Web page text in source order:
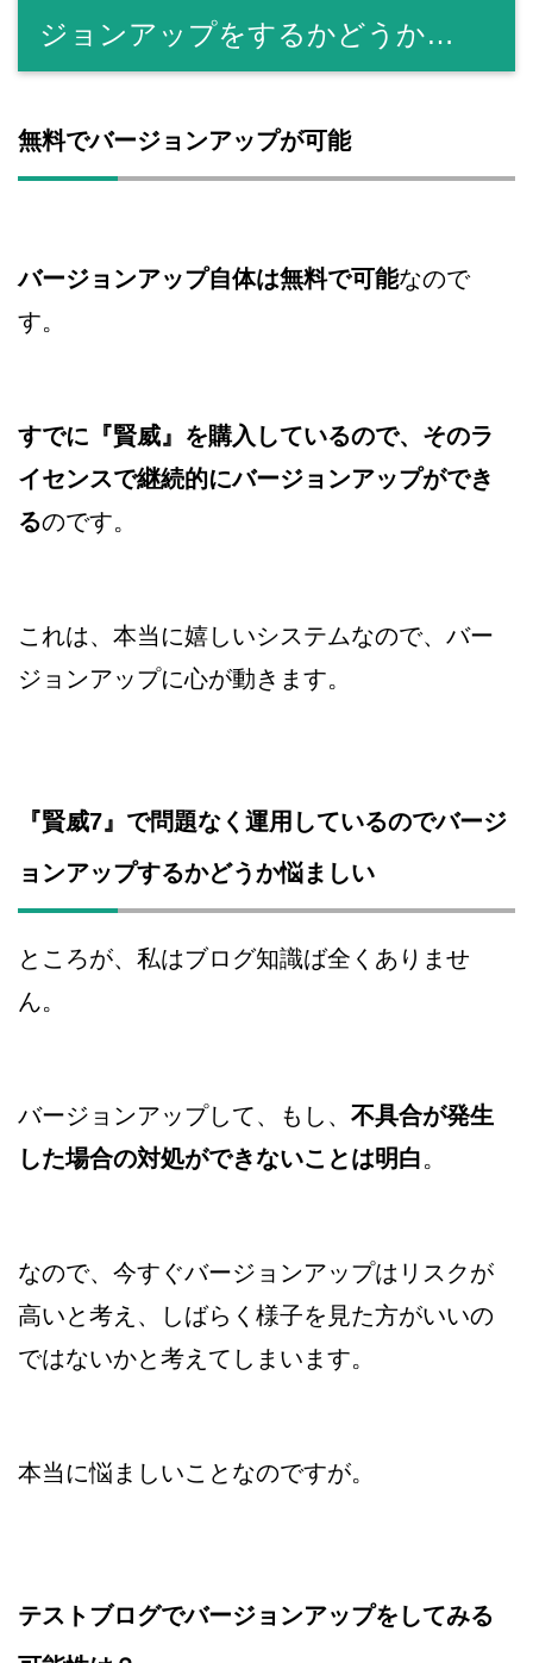
ジョンアップをするかどうか…
無料でバージョンアップが可能
バージョンアップ自体は無料で可能なので
す。
すでに『賢威』を購入しているので、そのラ
イセンスで継続的にバージョンアップができ
るのです。
これは、本当に嬉しいシステムなので、バー
ジョンアップに心が動きます。
『賢威7』で問題なく運用しているのでバージ
ョンアップするかどうか悩ましい
ところが、私はブログ知識ば全くありませ
ん。
バージョンアップして、もし、 不具合が発生
した場合の対処ができないことは明白。
なので、今すぐバージョンアップはリスクが
高いと考え、しばらく様子を見た方がいいの
ではないかと考えてしまいます。
本当に悩ましいことなのですが。
テストブログでバージョンアップをしてみる